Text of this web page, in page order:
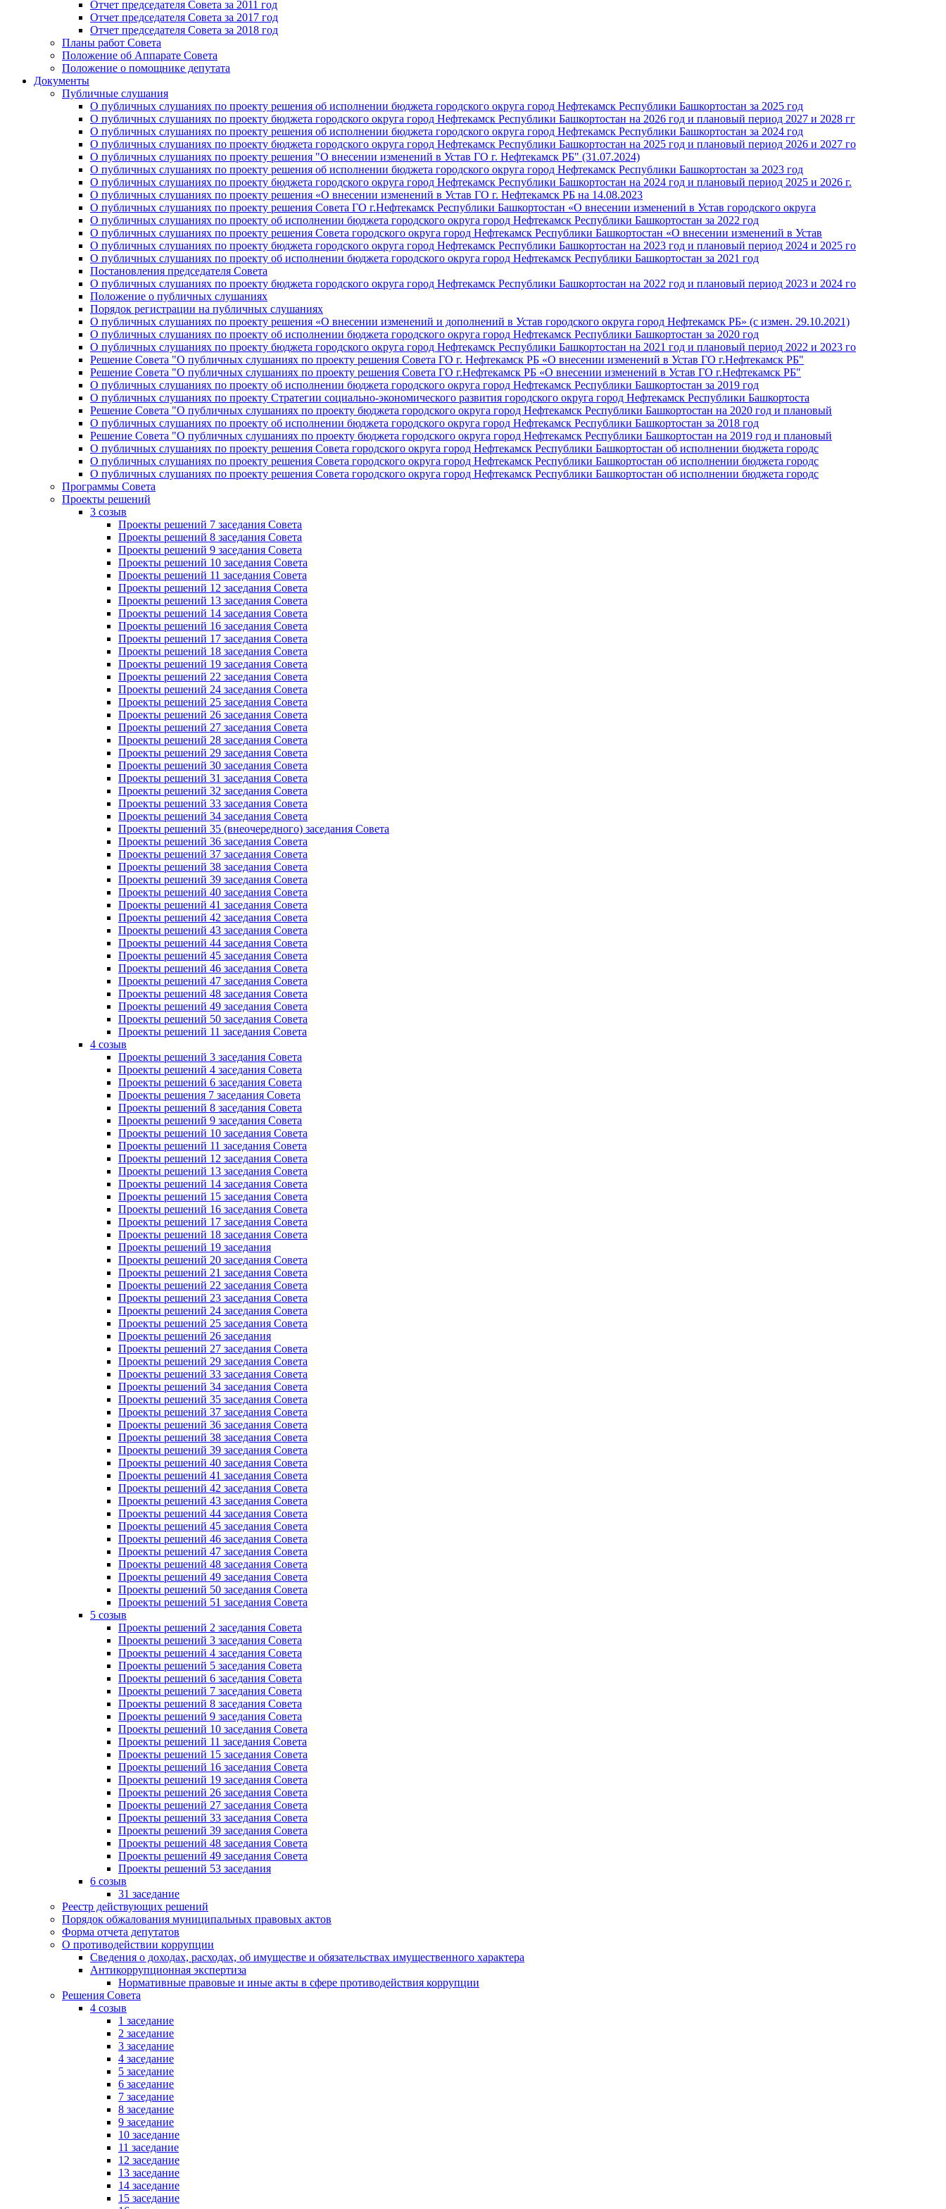
Отчет председателя Совета за 2011 год
Отчет председателя Совета за 2017 год
Отчет председателя Совета за 2018 год
Планы работ Совета
Положение об Аппарате Совета
Положение о помощнике депутата
Документы
Публичные слушания
О публичных слушаниях по проекту решения об исполнении бюджета городского округа город Нефтекамск Республики Башкортостан за 2025 год
О публичных слушаниях по проекту бюджета городского округа город Нефтекамск Республики Башкортостан на 2026 год и плановый период 2027 и 2028 гг
О публичных слушаниях по проекту решения об исполнении бюджета городского округа город Нефтекамск Республики Башкортостан за 2024 год
О публичных слушаниях по проекту бюджета городского округа город Нефтекамск Республики Башкортостан на 2025 год и плановый период 2026 и 2027 го
О публичных слушаниях по проекту решения "О внесении изменений в Устав ГО г. Нефтекамск РБ" (31.07.2024)
О публичных слушаниях по проекту решения об исполнении бюджета городского округа город Нефтекамск Республики Башкортостан за 2023 год
О публичных слушаниях по проекту бюджета городского округа город Нефтекамск Республики Башкортостан на 2024 год и плановый период 2025 и 2026 г.
О публичных слушаниях по проекту решения «О внесении изменений в Устав ГО г. Нефтекамск РБ на 14.08.2023
О публичных слушаниях по проекту решения Совета ГО г.Нефтекамск Республики Башкортостан «О внесении изменений в Устав городского округа
О публичных слушаниях по проекту об исполнении бюджета городского округа город Нефтекамск Республики Башкортостан за 2022 год
О публичных слушаниях по проекту решения Совета городского округа город Нефтекамск Республики Башкортостан «О внесении изменений в Устав
О публичных слушаниях по проекту бюджета городского округа город Нефтекамск Республики Башкортостан на 2023 год и плановый период 2024 и 2025 го
О публичных слушаниях по проекту об исполнении бюджета городского округа город Нефтекамск Республики Башкортостан за 2021 год
Постановления председателя Совета
О публичных слушаниях по проекту бюджета городского округа город Нефтекамск Республики Башкортостан на 2022 год и плановый период 2023 и 2024 го
Положение о публичных слушаниях
Порядок регистрации на публичных слушаниях
О публичных слушаниях по проекту решения «О внесении изменений и дополнений в Устав городского округа город Нефтекамск РБ» (с измен. 29.10.2021)
О публичных слушаниях по проекту об исполнении бюджета городского округа город Нефтекамск Республики Башкортостан за 2020 год
О публичных слушаниях по проекту бюджета городского округа город Нефтекамск Республики Башкортостан на 2021 год и плановый период 2022 и 2023 го
Решение Совета "О публичных слушаниях по проекту решения Совета ГО г. Нефтекамск РБ «О внесении изменений в Устав ГО г.Нефтекамск РБ"
Решение Совета "О публичных слушаниях по проекту решения Совета ГО г.Нефтекамск РБ «О внесении изменений в Устав ГО г.Нефтекамск РБ"
О публичных слушаниях по проекту об исполнении бюджета городского округа город Нефтекамск Республики Башкортостан за 2019 год
О публичных слушаниях по проекту Стратегии социально-экономического развития городского округа город Нефтекамск Республики Башкортоста
Решение Совета "О публичных слушаниях по проекту бюджета городского округа город Нефтекамск Республики Башкортостан на 2020 год и плановый
О публичных слушаниях по проекту об исполнении бюджета городского округа город Нефтекамск Республики Башкортостан за 2018 год
Решение Совета "О публичных слушаниях по проекту бюджета городского округа город Нефтекамск Республики Башкортостан на 2019 год и плановый
О публичных слушаниях по проекту решения Совета городского округа город Нефтекамск Республики Башкортостан об исполнении бюджета городс
О публичных слушаниях по проекту решения Совета городского округа город Нефтекамск Республики Башкортостан об исполнении бюджета городс
О публичных слушаниях по проекту решения Совета городского округа город Нефтекамск Республики Башкортостан об исполнении бюджета городс
Программы Совета
Проекты решений
3 созыв
Проекты решений 7 заседания Совета
Проекты решений 8 заседания Совета
Проекты решений 9 заседания Совета
Проекты решений 10 заседания Совета
Проекты решений 11 заседания Совета
Проекты решений 12 заседания Совета
Проекты решений 13 заседания Совета
Проекты решений 14 заседания Совета
Проекты решений 16 заседания Совета
Проекты решений 17 заседания Совета
Проекты решений 18 заседания Совета
Проекты решений 19 заседания Совета
Проекты решений 22 заседания Совета
Проекты решений 24 заседания Совета
Проекты решений 25 заседания Совета
Проекты решений 26 заседания Совета
Проекты решений 27 заседания Совета
Проекты решений 28 заседания Совета
Проекты решений 29 заседания Совета
Проекты решений 30 заседания Совета
Проекты решений 31 заседания Совета
Проекты решений 32 заседания Совета
Проекты решений 33 заседания Совета
Проекты решений 34 заседания Совета
Проекты решений 35 (внеочередного) заседания Совета
Проекты решений 36 заседания Совета
Проекты решений 37 заседания Совета
Проекты решений 38 заседания Совета
Проекты решений 39 заседания Совета
Проекты решений 40 заседания Совета
Проекты решений 41 заседания Совета
Проекты решений 42 заседания Совета
Проекты решений 43 заседания Совета
Проекты решений 44 заседания Совета
Проекты решений 45 заседания Совета
Проекты решений 46 заседания Совета
Проекты решений 47 заседания Совета
Проекты решений 48 заседания Совета
Проекты решений 49 заседания Совета
Проекты решений 50 заседания Совета
Проекты решений 11 заседания Совета
4 созыв
Проекты решений 3 заседания Совета
Проекты решений 4 заседания Совета
Проекты решений 6 заседания Совета
Проекты решения 7 заседания Совета
Проекты решений 8 заседания Совета
Проекты решений 9 заседания Совета
Проекты решений 10 заседания Совета
Проекты решений 11 заседания Совета
Проекты решений 12 заседания Совета
Проекты решений 13 заседания Совета
Проекты решений 14 заседания Совета
Проекты решений 15 заседания Совета
Проекты решений 16 заседания Совета
Проекты решений 17 заседания Совета
Проекты решений 18 заседания Совета
Проекты решений 19 заседания
Проекты решений 20 заседания Совета
Проекты решений 21 заседания Совета
Проекты решений 22 заседания Совета
Проекты решений 23 заседания Совета
Проекты решений 24 заседания Совета
Проекты решений 25 заседания Совета
Проекты решений 26 заседания
Проекты решений 27 заседания Совета
Проекты решений 29 заседания Совета
Проекты решений 33 заседания Совета
Проекты решений 34 заседания Совета
Проекты решений 35 заседания Совета
Проекты решений 37 заседания Совета
Проекты решений 36 заседания Совета
Проекты решений 38 заседания Совета
Проекты решений 39 заседания Совета
Проекты решений 40 заседания Совета
Проекты решений 41 заседания Совета
Проекты решений 42 заседания Совета
Проекты решений 43 заседания Совета
Проекты решений 44 заседания Совета
Проекты решений 45 заседания Совета
Проекты решений 46 заседания Совета
Проекты решений 47 заседания Совета
Проекты решений 48 заседания Совета
Проекты решений 49 заседания Совета
Проекты решений 50 заседания Совета
Проекты решений 51 заседания Совета
5 созыв
Проекты решений 2 заседания Совета
Проекты решений 3 заседания Совета
Проекты решений 4 заседания Совета
Проекты решений 5 заседания Совета
Проекты решений 6 заседания Совета
Проекты решений 7 заседания Совета
Проекты решений 8 заседания Совета
Проекты решений 9 заседания Совета
Проекты решений 10 заседания Совета
Проекты решений 11 заседания Совета
Проекты решений 15 заседания Совета
Проекты решений 16 заседания Совета
Проекты решений 19 заседания Совета
Проекты решений 26 заседания Совета
Проекты решений 27 заседания Совета
Проекты решений 33 заседания Совета
Проекты решений 39 заседания Совета
Проекты решений 48 заседания Совета
Проекты решений 49 заседания Совета
Проекты решений 53 заседания
6 созыв
31 заседание
Реестр действующих решений
Порядок обжалования муниципальных правовых актов
Форма отчета депутатов
О противодействии коррупции
Сведения о доходах, расходах, об имуществе и обязательствах имущественного характера
Антикоррупционная экспертиза
Нормативные правовые и иные акты в сфере противодействия коррупции
Решения Совета
4 созыв
1 заседание
2 заседание
3 заседание
4 заседание
5 заседание
6 заседание
7 заседание
8 заседание
9 заседание
10 заседание
11 заседание
12 заседание
13 заседание
14 заседание
15 заседание